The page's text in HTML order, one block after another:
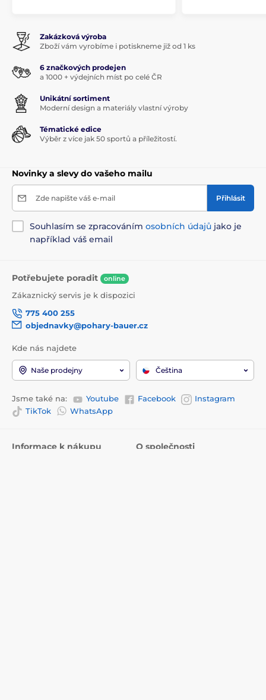
Zakázková výroba
Zboží vám vyrobíme i potiskneme již od 1 ks
6 značkových prodejen
a 1000 + výdejních míst po celé ČR
Unikátní sortiment
Moderní design a materiály vlastní výroby
Tématické edice
Výběr z více jak 50 sportů a příležitostí.
Novinky a slevy do vašeho mailu
Zde napište váš e-mail Přihlásit
Souhlasím se zpracováním osobních údajů jako je
například váš email
Potřebujete poradit online
Zákaznický servis je k dispozici
775 400 255
objednavky@pohary-bauer.cz
Kde nás najdete
Naše prodejny Čeština
Jsme také na: Youtube Facebook
Instagram
TikTok
WhatsApp
Informace k nákupu O společnosti